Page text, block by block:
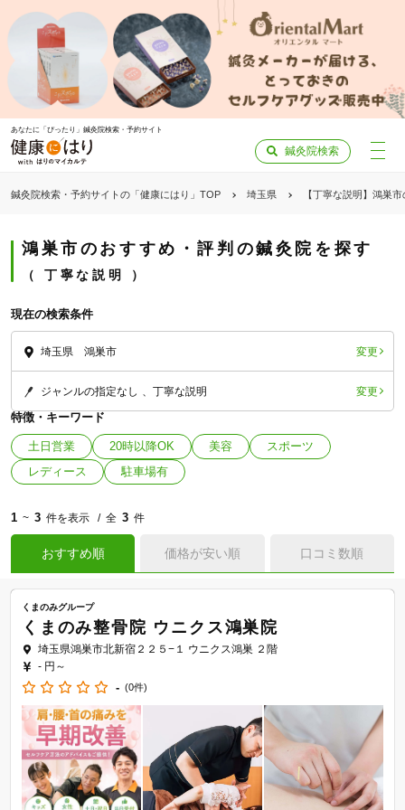
あなたに「ぴったり」鍼灸院検索・予約サイト
鍼灸院検索
鍼灸院検索・予約サイトの「健康にはり」TOP 埼玉県 【丁寧な説明】鴻巣
鴻巣市のおすすめ・評判の鍼灸院を探す
丁寧な説明
現在の検索条件
埼玉県 鴻巣市 変更
ジャンルの指定なし 丁寧な説明 変更
特徴・キーワード
土日営業 20時以降OK 美容
スポーツ
レディース
駐車場有
1 ~ 3 件を表示 全 3 件
おすすめ順 価格が安い順 口コミ数順
くまのみグループ
くまのみ整骨院 ウニクス鴻巣院
埼玉県鴻巣市北新宿２２５−１ ウニクス鴻巣 ２階
- 円～
- (0件)
「健康にはりを見た」